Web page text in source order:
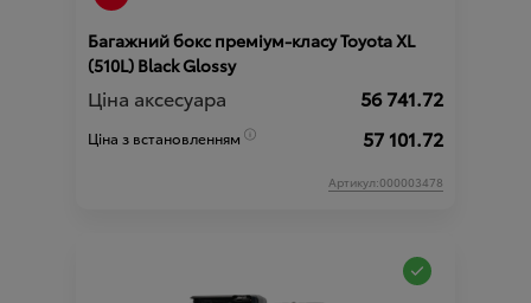
Багажний бокс преміум-класу Toyota XL
(510L) Black Glossy
Ціна аксесуара 56 741.72
Ціна з встановленням 57 101.72
Артикул:000003478